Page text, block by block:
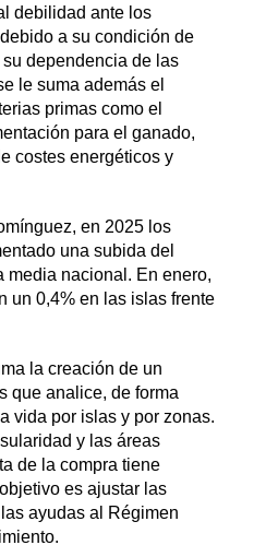
debilidad ante los
a su condición de
dependencia de las
le suma además el
primas como el
para el ganado,
costes energéticos y
en 2025 los
una subida del
media nacional. En enero,
un 0,4% en las islas frente
la creación de un
que analice, de forma
vida por islas y por zonas.
y las áreas
de la compra tiene
es ajustar las
ayudas al Régimen